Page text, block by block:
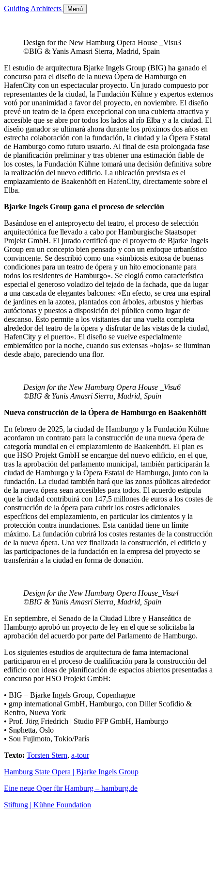
Guiding Architects Menú
Design for the New Hamburg Opera House _Visu3
©BIG & Yanis Amasri Sierra, Madrid, Spain
El estudio de arquitectura Bjarke Ingels Group (BIG) ha ganado el
concurso para el diseño de la nueva Ópera de Hamburgo en
HafenCity con un espectacular proyecto. Un jurado compuesto por
representantes de la ciudad, la Fundación Kühne y expertos externos
votó por unanimidad a favor del proyecto, en noviembre. El diseño
prevé un teatro de la ópera excepcional con una cubierta atractiva y
accesible que se abre por todos los lados al río Elba y a la ciudad. El
diseño ganador se ultimará ahora durante los próximos dos años en
estrecha colaboración con la fundación, la ciudad y la Ópera Estatal
de Hamburgo como futuro usuario. Al final de esta prolongada fase
de planificación preliminar y tras obtener una estimación fiable de
los costes, la Fundación Kühne tomará una decisión definitiva sobre
la realización del nuevo edificio. La ubicación prevista es el
emplazamiento de Baakenhöft en HafenCity, directamente sobre el
Elba.
Bjarke Ingels Group gana el proceso de selección
Basándose en el anteproyecto del teatro, el proceso de selección
arquitectónica fue llevado a cabo por Hamburgische Staatsoper
Projekt GmbH. El jurado certificó que el proyecto de Bjarke Ingels
Group era un concepto bien pensado y con un enfoque urbanístico
convincente. Se describió como una «simbiosis exitosa de buenas
condiciones para un teatro de ópera y un hito emocionante para
todos los residentes de Hamburgo». Se elogió como característica
especial el generoso voladizo del tejado de la fachada, que da lugar
a una cascada de elegantes balcones: «En efecto, se crea una espiral
de jardines en la azotea, plantados con árboles, arbustos y hierbas
autóctonas y puestos a disposición del público como lugar de
descanso. Esto permite a los visitantes dar una vuelta completa
alrededor del teatro de la ópera y disfrutar de las vistas de la ciudad,
HafenCity y el puerto». El diseño se vuelve especialmente
emblemático por la noche, cuando sus extensas «hojas» se iluminan
desde abajo, pareciendo una flor.
Design for the New Hamburg Opera House _Visu6
©BIG & Yanis Amasri Sierra, Madrid, Spain
Nueva construcción de la Ópera de Hamburgo en Baakenhöft
En febrero de 2025, la ciudad de Hamburgo y la Fundación Kühne
acordaron un contrato para la construcción de una nueva ópera de
categoría mundial en el emplazamiento de Baakenhöft. El plan es
que HSO Projekt GmbH se encargue del nuevo edificio, en el que,
tras la aprobación del parlamento municipal, también participarán la
ciudad de Hamburgo y la Ópera Estatal de Hamburgo, junto con la
fundación. La ciudad también hará que las zonas públicas alrededor
de la nueva ópera sean accesibles para todos. El acuerdo estipula
que la ciudad contribuirá con 147,5 millones de euros a los costes de
construcción de la ópera para cubrir los costes adicionales
específicos del emplazamiento, en particular los cimientos y la
protección contra inundaciones. Esta cantidad tiene un límite
máximo. La fundación cubrirá los costes restantes de la construcción
de la nueva ópera. Una vez finalizada la construcción, el edificio y
las participaciones de la fundación en la empresa del proyecto se
transferirán a la ciudad en forma de donación.
Design for the New Hamburg Opera House_Visu4
©BIG & Yanis Amasri Sierra, Madrid, Spain
En septiembre, el Senado de la Ciudad Libre y Hanseática de
Hamburgo aprobó un proyecto de ley en el que se solicitaba la
aprobación del acuerdo por parte del Parlamento de Hamburgo.
Los siguientes estudios de arquitectura de fama internacional
participaron en el proceso de cualificación para la construcción del
edificio con ideas de planificación de espacios abiertos presentadas a
concurso por HSO Projekt GmbH:
• BIG – Bjarke Ingels Group, Copenhague
• gmp international GmbH, Hamburgo, con Diller Scofidio &
Renfro, Nueva York
• Prof. Jörg Friedrich | Studio PFP GmbH, Hamburgo
• Snøhetta, Oslo
• Sou Fujimoto, Tokio/París
Texto: Torsten Stern, a-tour
Hamburg State Opera | Bjarke Ingels Group
Eine neue Oper für Hamburg – hamburg.de
Stiftung | Kühne Foundation